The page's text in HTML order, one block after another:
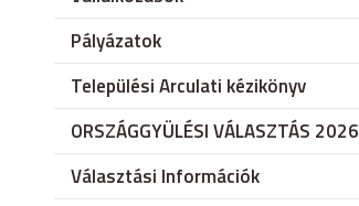
Pályázatok
Települési Arculati kézikönyv
ORSZÁGGYÜLÉSI VÁLASZTÁS 2026
Választási Információk